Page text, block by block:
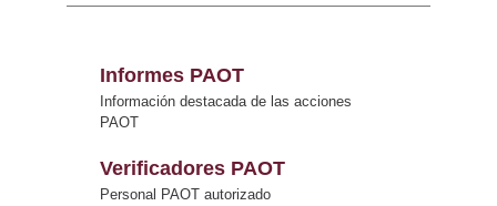
Informes PAOT
Información destacada de las acciones
PAOT
Verificadores PAOT
Personal PAOT autorizado